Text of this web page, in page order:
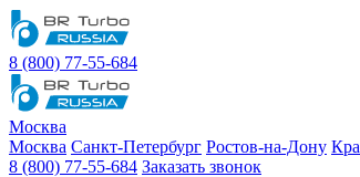
8 (800) 77-55-684
Москва
Москва Санкт-Петербург Ростов-на-Дону
8 (800) 77-55-684 Заказать звонок